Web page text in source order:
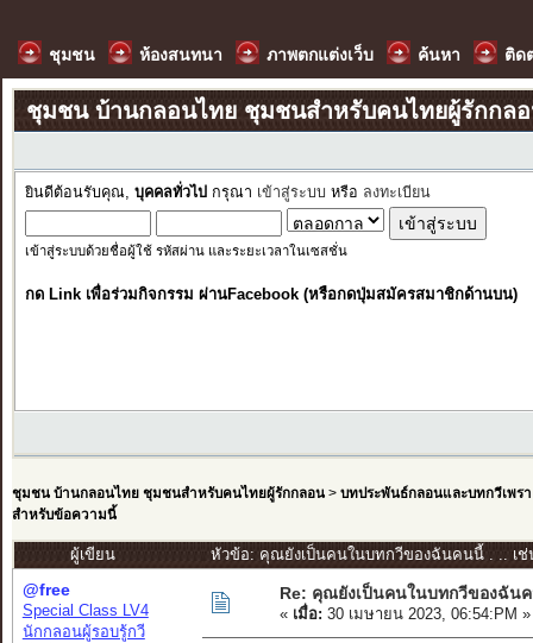
ชุมชน ห้องสนทนา ภาพตกแต่งเว็บ ค้นหา ติด
ชุมชน บ้านกลอนไทย ชุมชนสำหรับคนไทยผู้รักกล
ยินดีต้อนรับคุณ, บุคคลทั่วไป กรุณา เข้าสู่ระบบ หรือ ลงทะเบียน
เข้าสู่ระบบด้วยชื่อผู้ใช้ รหัสผ่าน และระยะเวลาในเซสชั่น
กด Link เพื่อร่วมกิจกรรม ผ่านFacebook (หรือกดปุ่มสมัครสมาชิกด้านบน)
ชุมชน บ้านกลอนไทย ชุมชนสำหรับคนไทยผู้รักกลอน> บทประพันธ์กลอนและบทกวีเพรา
สำหรับข้อความนี้
ผู้เขียน หัวข้อ: คุณยังเป็นคนในบทกวีของฉันคนนี้ . .. เช่
@free
Special Class LV4
นักกลอนผู้รอบรู้กวี
Re: คุณยังเป็นคนในบทกวีของฉัน
« เมื่อ: 30 เมษายน 2023, 06:54:PM »